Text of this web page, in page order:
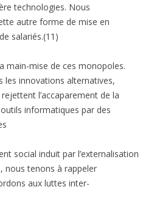
technologies. Nous
autre forme de mise en
salariés.(11)
main-mise de ces monopoles.
les innovations alternatives,
l’accaparement de la
informatiques par des
social induit par l’externalisation
nous tenons à rappeler
aux luttes inter-